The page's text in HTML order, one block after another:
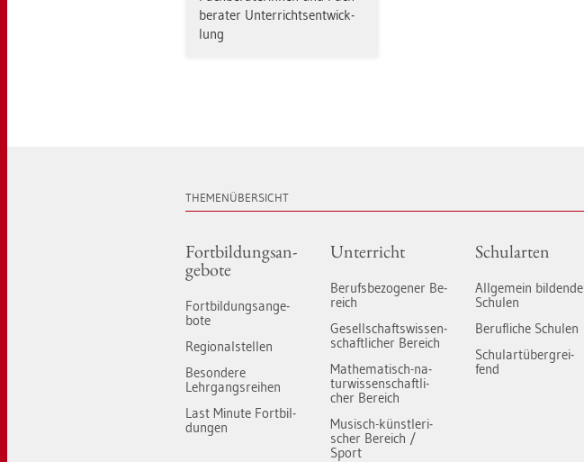
be­ra­ter Un­ter­richts­ent­wick­
lung
THE­MEN­ÜBER­SICHT
Fort­bil­dungs­an­
ge­bo­te
Fort­bil­dungs­an­ge­
bo­te
Re­gio­nal­stel­len
Be­son­de­re
Lehr­gangs­rei­hen
Last Mi­nu­te Fort­bil­
dun­gen
Un­ter­richt
Be­rufs­be­zo­ge­ner Be­
reich
Ge­sell­schafts­wis­sen­
schaft­li­cher Be­reich
Ma­the­ma­tisch-na­
tur­wis­sen­schaft­li­
cher Be­reich
Mu­sisch-künst­le­ri­
scher Be­reich /
Sport
Schul­ar­ten
All­ge­mein bil­den­de
Schu­len
Be­ruf­li­che Schu­len
Schul­art­über­grei­
fend